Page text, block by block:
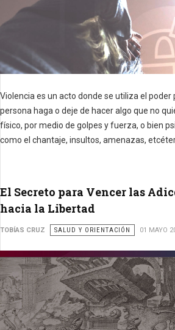
Violencia es un acto donde se utiliza el poder
persona haga o deje de hacer algo que no
físico, por medio de golpes y fuerza, o bien
como el chantaje, insultos, amenazas,
El Secreto para Vencer las
hacia la Libertad
TOBÍAS CRUZ SALUD Y ORIENTACIÓN 01 MAYO